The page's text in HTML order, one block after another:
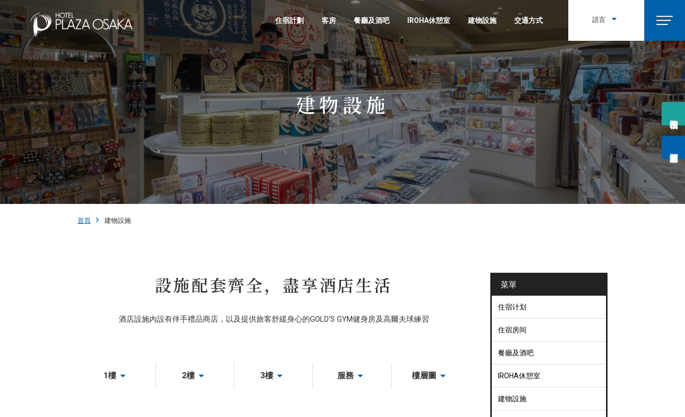
住宿計劃 客房 餐廳及酒吧 IROHA休憩室 建物設施 交通方式 語言
建物設施
首頁 建物設施
設施配套齊全，盡享酒店生活
酒店設施內設有伴手禮品商店，以及提供旅客舒緩身心的GOLD'S GYM健身房及高爾夫球練習
1樓 2樓 3樓 服務 樓層圖
菜單
住宿计划
住宿房间
餐廳及酒吧
IROHA休憩室
建物設施